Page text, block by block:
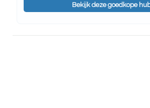
Bekijk deze goedkope